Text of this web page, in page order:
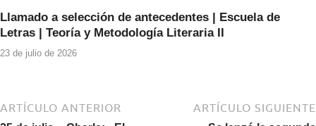
Llamado a selección de antecedentes | Escuela de
Letras | Teoría y Metodología Literaria II
23 de julio de 2026
ARTÍCULO ANTERIOR ARTÍCULO SIGUIENTE